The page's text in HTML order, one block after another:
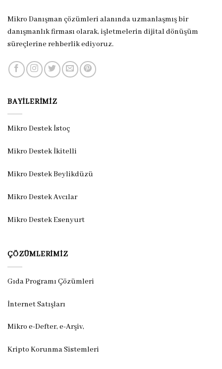
Mikro Danışman çözümleri alanında uzmanlaşmış bir
danışmanlık firması olarak, işletmelerin dijital dönüşüm
süreçlerine rehberlik ediyoruz.
BAYILERIMIZ
Mikro Destek İstoç
Mikro Destek İkitelli
Mikro Destek Beylikdüzü
Mikro Destek Avcılar
Mikro Destek Esenyurt
ÇÖZÜMLERIMIZ
Gıda Programı Çözümleri
İnternet Satışları
Mikro e-Defter, e-Arşiv,
Kripto Korunma Sistemleri